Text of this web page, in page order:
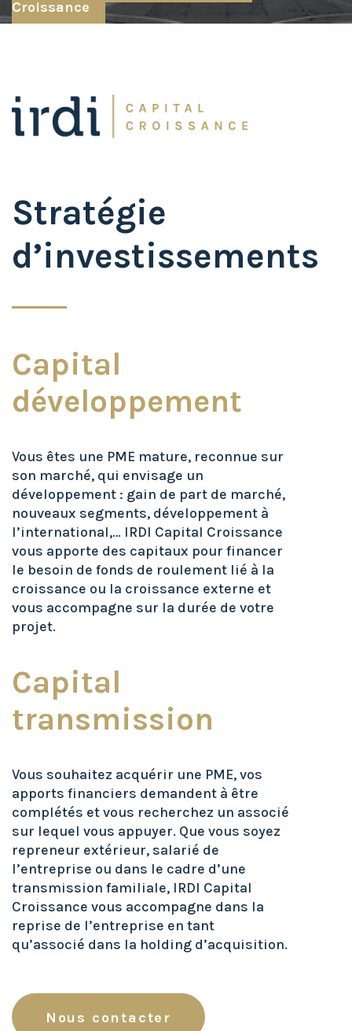
Croissance
Stratégie
d’investissements
Capital
développement
Vous êtes une PME mature, reconnue sur
son marché, qui envisage un
développement : gain de part de marché,
nouveaux segments, développement à
l’international,… IRDI Capital Croissance
vous apporte des capitaux pour financer
le besoin de fonds de roulement lié à la
croissance ou la croissance externe et
vous accompagne sur la durée de votre
projet.
Capital
transmission
Vous souhaitez acquérir une PME, vos
apports financiers demandent à être
complétés et vous recherchez un associé
sur lequel vous appuyer. Que vous soyez
repreneur extérieur, salarié de
l’entreprise ou dans le cadre d’une
transmission familiale, IRDI Capital
Croissance vous accompagne dans la
reprise de l’entreprise en tant
qu’associé dans la holding d’acquisition.
Nous contacter